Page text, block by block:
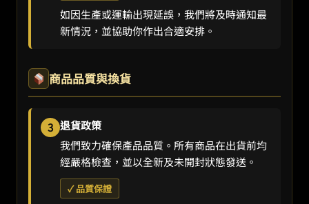
如因生產或運輸出現延誤，我們將及時通知最
新情況，並協助你作出合適安排。
商品品質與換貨
3 退貨政策
我們致力確保產品品質。所有商品在出貨前均
經嚴格檢查，並以全新及未開封狀態發送。
✓ 品質保證